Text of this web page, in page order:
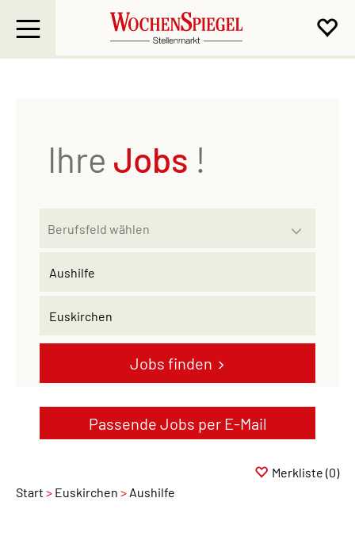
Passende Jobs per E-Mail
Ihre Jobs !
Jobs finden
Start Euskirchen Aushilfe
Merkliste (0)